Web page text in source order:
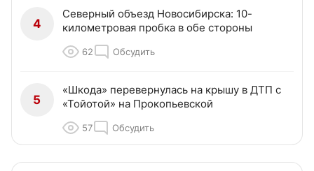
4
Северный объезд Новосибирска: 10-
километровая пробка в обе стороны
62 Обсудить
5
«Шкода» перевернулась на крышу в ДТП с
«Тойотой» на Прокопьевской
57 Обсудить